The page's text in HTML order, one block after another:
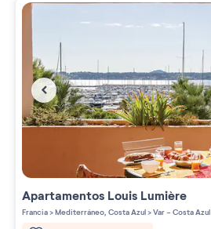
Apartamentos Louis Lumière
Francia>Mediterráneo, Costa Azul>Var - Costa Azul